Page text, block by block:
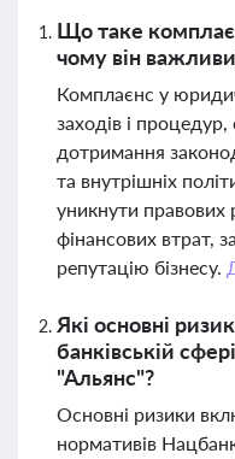
Що таке
чому він
Комплаєнс у
заходів і
дотримання
та внутрішніх
уникнути правових
фінансових втрат,
репутацію бізнесу.
Які основні
банківській
"Альянс"?
Основні ризики
нормативів